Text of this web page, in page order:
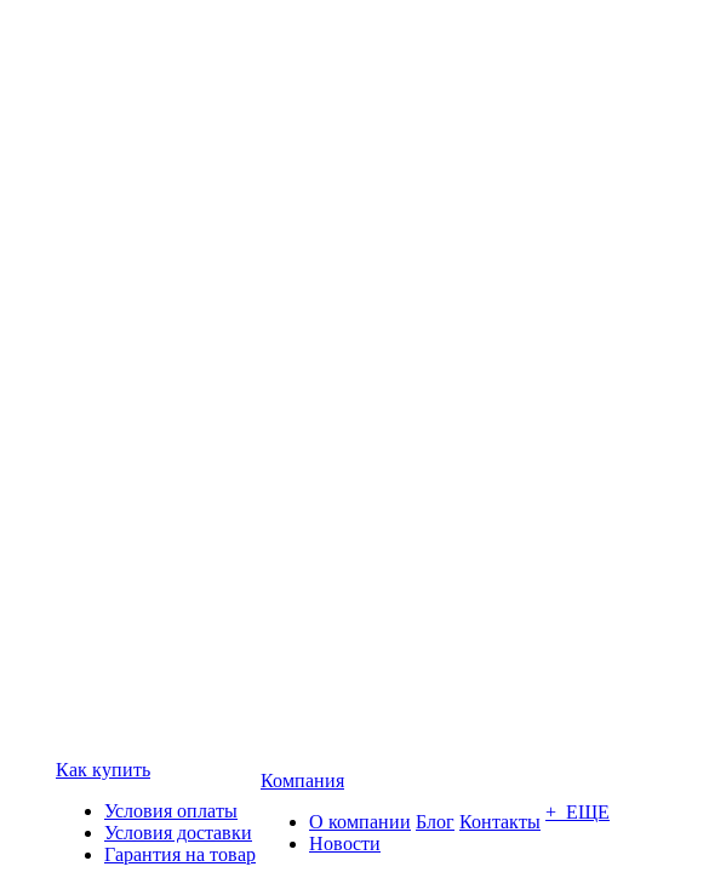
Как купить
Условия оплаты
Условия доставки
Гарантия на товар
Компания
О компании
Новости
Блог Контакты + ЕЩЕ